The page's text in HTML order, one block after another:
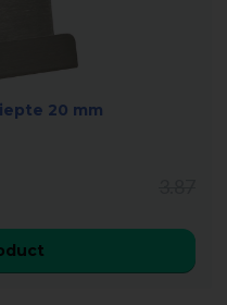
20 mm